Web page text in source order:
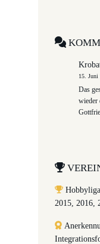
15. Juni
Das
wieder
2015, 2016,